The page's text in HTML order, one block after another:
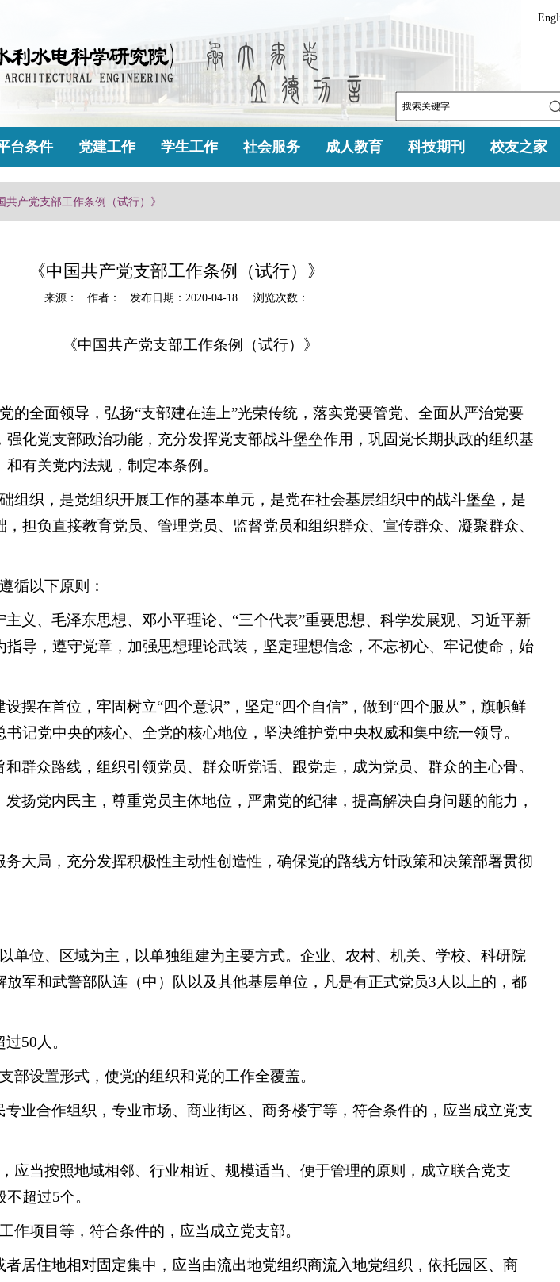
台条件 党建工作 学生工作 社会服务 成人教育 科技期刊 校友之家
共产党支部工作条例（试行）》
《中国共产党支部工作条例（试行）》
来源： 作者： 发布日期：2020-04-18 浏览次数：
《中国共产党支部工作条例（试行）》
的全面领导，弘扬“支部建在连上”光荣传统，落实党要管党、全面从严治党要
化党支部政治功能，充分发挥党支部战斗堡垒作用，巩固党长期执政的组织基
有关党内法规，制定本条例。
组织，是党组织开展工作的基本单元，是党在社会基层组织中的战斗堡垒，是
担负直接教育党员、管理党员、监督党员和组织群众、宣传群众、凝聚群众、
循以下原则：
主义、毛泽东思想、邓小平理论、“三个代表”重要思想、科学发展观、习近平新
指导，遵守党章，加强思想理论武装，坚定理想信念，不忘初心、牢记使命，始
设摆在首位，牢固树立“四个意识”，坚定“四个自信”，做到“四个服从”，旗帜鲜
记党中央的核心、全党的核心地位，坚决维护党中央权威和集中统一领导。
和群众路线，组织引领党员、群众听党话、跟党走，成为党员、群众的主心骨。
发扬党内民主，尊重党员主体地位，严肃党的纪律，提高解决自身问题的能力，
务大局，充分发挥积极性主动性创造性，确保党的路线方针政策和决策部署贯彻
单位、区域为主，以单独组建为主要方式。企业、农村、机关、学校、科研院
放军和武警部队连（中）队以及其他基层单位，凡是有正式党员3人以上的，都
50人。
部设置形式，使党的组织和党的工作全覆盖。
业合作组织，专业市场、商业街区、商务楼宇等，符合条件的，应当成立党支
应当按照地域相邻、行业相近、规模适当、便于管理的原则，成立联合党支
超过5个。
作项目等，符合条件的，应当成立党支部。
居住地相对固定集中，应当由流出地党组织商流入地党组织，依托园区、商